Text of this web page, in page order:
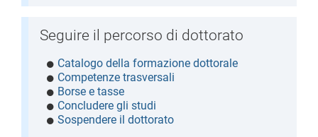
Seguire il percorso di dottorato
Catalogo della formazione dottorale
Competenze trasversali
Borse e tasse
Concludere gli studi
Sospendere il dottorato